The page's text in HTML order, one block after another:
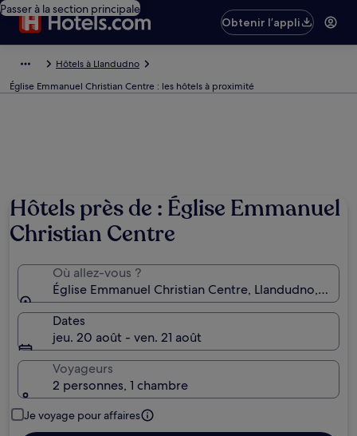
Passer à la section principale
Obtenir l’appli
Hôtels à Llandudno
Église Emmanuel Christian Centre : les hôtels à proximité
Hôtels près de : Église Emmanuel
Christian Centre
Où allez-vous ?
Église Emmanuel Christian Centre, Llandudno, Pays
Dates
jeu. 20 août - ven. 21 août
Voyageurs
2 personnes, 1 chambre
Je voyage pour affaires